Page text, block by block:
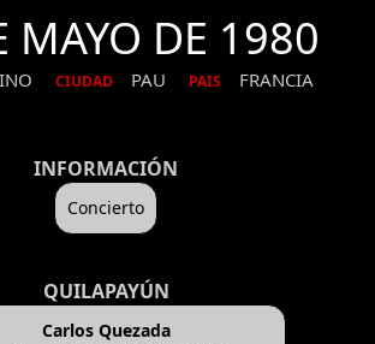
MAYO DE 1980
CIUDAD PAU PAIS FRANCIA
INFORMACIÓN
Concierto
QUILAPAYÚN
Carlos Quezada